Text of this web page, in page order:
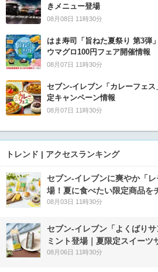
きメニュー登場
08月08日 11時30分
はま寿司「旨ねた夏祭り 第3弾
ウマグロ100円フェア開催情報
08月07日 11時30分
セブン‐イレブン「カレーフェ
定キャンペーン情報
08月07日 11時30分
トレンド | アクセスランキング
セブン‐イレブンに爽やか「
場！夏に食べたい限定商品を
08月03日 11時30分
セブン‐イレブン「よくばり
ミント登場｜夏限定スイーツ
08月06日 11時30分